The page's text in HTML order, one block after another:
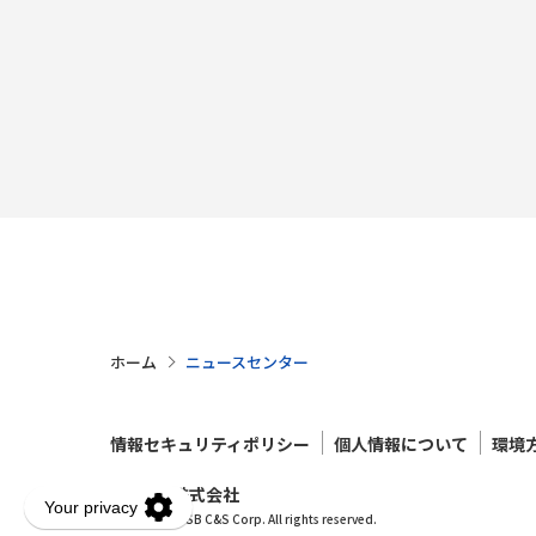
ホーム ニュースセンター
情報セキュリティポリシー 個人情報について 環境
SB C&S株式会社
Copyright © SB C&S Corp. All rights reserved.